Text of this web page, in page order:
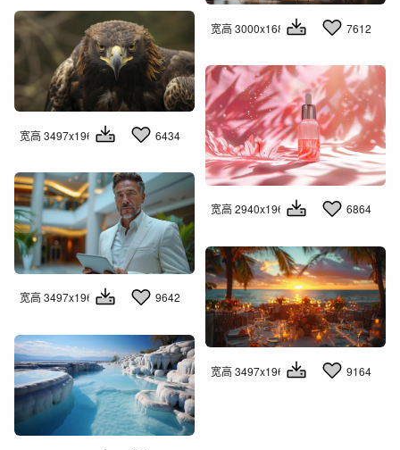
宽高 3000x1681 7612
宽高 3497x1960 6434
宽高 2940x1960 6864
宽高 3497x1960 9642
宽高 3497x1960 9164